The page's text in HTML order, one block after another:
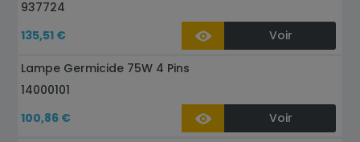
937724
135,51 €
Voir
Lampe Germicide 75W 4 Pins
14000101
100,86 €
Voir